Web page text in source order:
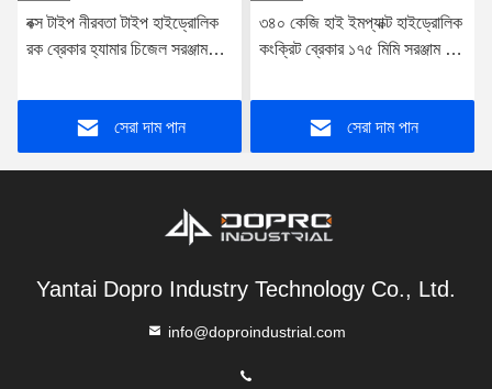
বক্স টাইপ নীরবতা টাইপ হাইড্রোলিক
রক ব্রেকার হ্যামার চিজেল সরঞ্জাম
সেরা দাম পান
৩৪০ কেজি হাই ইমপ্যাক্ট হাইড্রোলিক
কংক্রিট ব্রেকার ১৭৫ মিমি সরঞ্জাম চূর্ণ
সেরা দাম পান
Yantai Dopro Industry Technology Co., Ltd.
info@doproindustrial.com